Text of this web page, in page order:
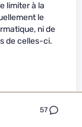
57
limiter à la
le
ni de
de celles-ci.